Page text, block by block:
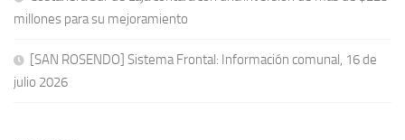
millones para su mejoramiento
[SAN ROSENDO] Sistema Frontal: Información comunal, 16 de
julio 2026